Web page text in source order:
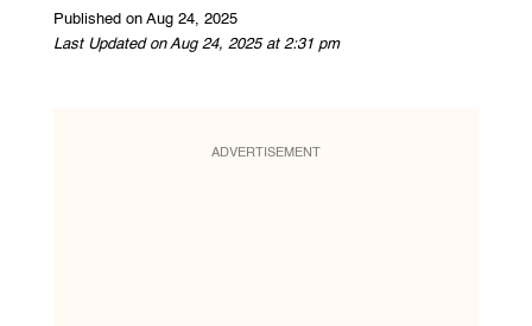
Published on Aug 24, 2025
Last Updated on Aug 24, 2025 at 2:31 pm
ADVERTISEMENT